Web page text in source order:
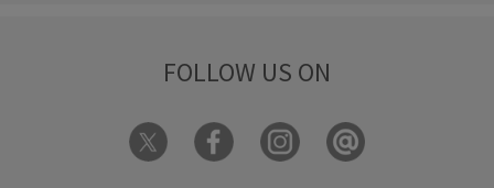
FOLLOW US ON